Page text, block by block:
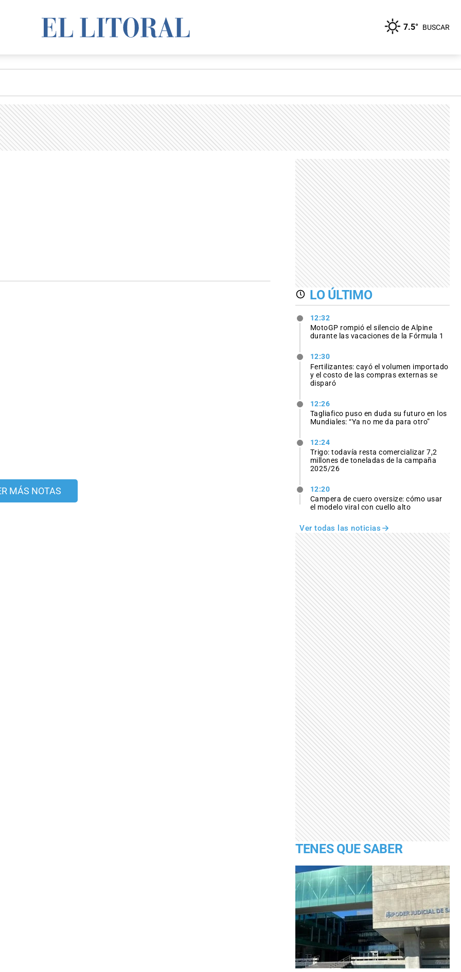
7.5° BUSCAR
MÁS NOTAS
LO ÚLTIMO
12:32
MotoGP rompió el silencio de Alpine
durante las vacaciones de la Fórmula 1
12:30
Fertilizantes: cayó el volumen importado
y el costo de las compras externas se
disparó
12:26
Tagliafico puso en duda su futuro en los
Mundiales: “Ya no me da para otro”
12:24
Trigo: todavía resta comercializar 7,2
millones de toneladas de la campaña
2025/26
12:20
Campera de cuero oversize: cómo usar
el modelo viral con cuello alto
Ver todas las noticias
TENES QUE SABER